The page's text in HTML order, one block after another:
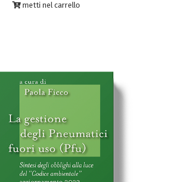
metti nel carrello